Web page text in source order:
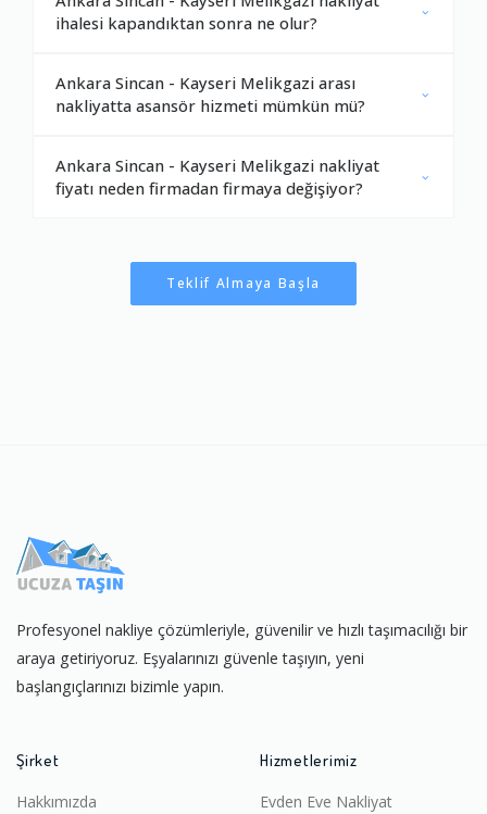
ihalesi kapandıktan sonra ne olur?
Ankara Sincan - Kayseri Melikgazi arası
nakliyatta asansör hizmeti mümkün mü?
Ankara Sincan - Kayseri Melikgazi nakliyat
fiyatı neden firmadan firmaya değişiyor?
Teklif Almaya Başla
Profesyonel nakliye çözümleriyle, güvenilir ve hızlı taşımacılığı bir
araya getiriyoruz. Eşyalarınızı güvenle taşıyın, yeni
başlangıçlarınızı bizimle yapın.
Şirket
Hakkımızda
Hizmetlerimiz
Evden Eve Nakliyat